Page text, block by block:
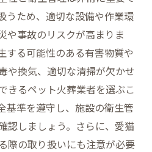
うため、適切な設備や作業環
や事故のリスクが高まりま
する可能性のある有害物質や
や換気、適切な清掃が欠かせ
きるペット火葬業者を選ぶこ
基準を遵守し、施設の衛生管
認しましょう。さらに、愛猫
際の取り扱いにも注意が必要